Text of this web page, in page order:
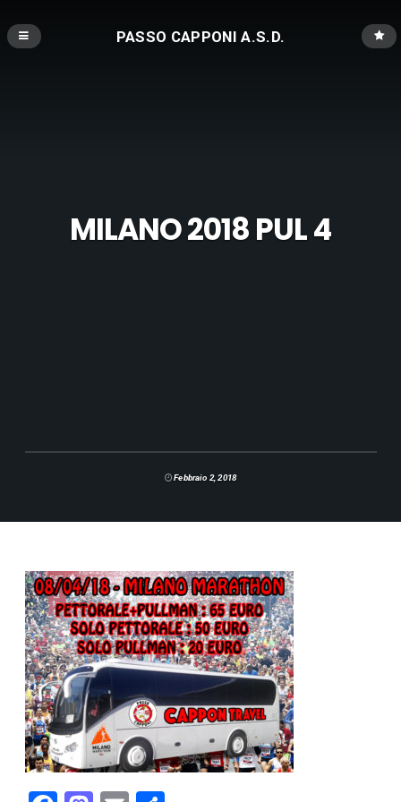
PASSO CAPPONI A.S.D.
MILANO 2018 PUL 4
Febbraio 2, 2018